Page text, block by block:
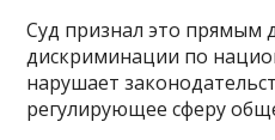
Суд признал это прямым
дискриминации по
нарушает
регулирующее сферу